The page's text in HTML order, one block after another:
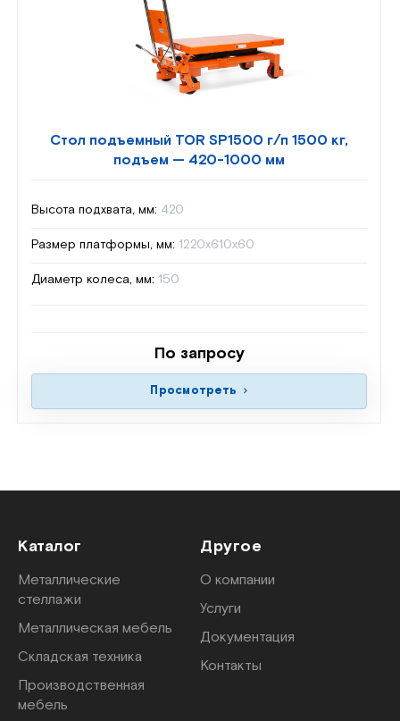
Стол подъемный TOR SP1500 г/п 1500 кг,
подъем — 420-1000 мм
Высота подхвата, мм: 420
Размер платформы, мм: 1220х610х60
Диаметр колеса, мм: 150
По запросу
Просмотреть
Каталог
Металлические
стеллажи
Металлическая мебель
Складская техника
Производственная
мебель
Другое
О компании
Услуги
Документация
Контакты